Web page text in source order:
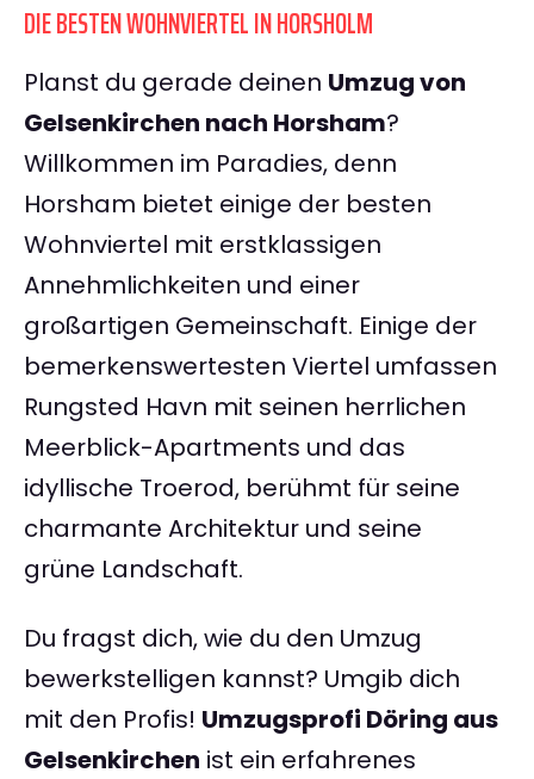
DIE BESTEN WOHNVIERTEL IN HORSHOLM
Planst du gerade deinen Umzug von
Gelsenkirchen nach Horsham?
Willkommen im Paradies, denn
Horsham bietet einige der besten
Wohnviertel mit erstklassigen
Annehmlichkeiten und einer
großartigen Gemeinschaft. Einige der
bemerkenswertesten Viertel umfassen
Rungsted Havn mit seinen herrlichen
Meerblick-Apartments und das
idyllische Troerod, berühmt für seine
charmante Architektur und seine
grüne Landschaft.
Du fragst dich, wie du den Umzug
bewerkstelligen kannst? Umgib dich
mit den Profis! Umzugsprofi Döring aus
Gelsenkirchen ist ein erfahrenes